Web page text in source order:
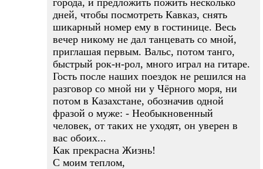
города, и предложить пожить несколько
дней, чтобы посмотреть Кавказ, снять
шикарный номер ему в гостинице. Весь
вечер никому не дал танцевать со мной,
приглашая первым. Вальс, потом танго,
быстрый рок-н-рол, много играл на гитаре.
Гость после наших поездок не решился на
разговор со мной ни у Чёрного моря, ни
потом в Казахстане, обозначив одной
фразой о муже: - Необыкновенный
человек, от таких не уходят, он уверен в
вас обоих...
Как прекрасна Жизнь!
С моим теплом,